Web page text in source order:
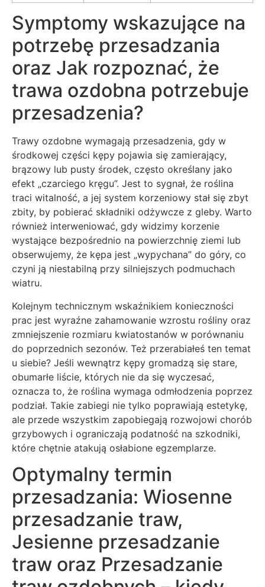
Symptomy wskazujące na
potrzebę przesadzania
oraz Jak rozpoznać, że
trawa ozdobna potrzebuje
przesadzenia?
Trawy ozdobne wymagają przesadzenia, gdy w
środkowej części kępy pojawia się zamierający,
brązowy lub pusty środek, często określany jako
efekt „czarciego kręgu”. Jest to sygnał, że roślina
traci witalność, a jej system korzeniowy stał się zbyt
zbity, by pobierać składniki odżywcze z gleby. Warto
również interweniować, gdy widzimy korzenie
wystające bezpośrednio na powierzchnię ziemi lub
obserwujemy, że kępa jest „wypychana” do góry, co
czyni ją niestabilną przy silniejszych podmuchach
wiatru.
Kolejnym technicznym wskaźnikiem konieczności
prac jest wyraźne zahamowanie wzrostu rośliny oraz
zmniejszenie rozmiaru kwiatostanów w porównaniu
do poprzednich sezonów. Też przerabiałeś ten temat
u siebie? Jeśli wewnątrz kępy gromadzą się stare,
obumarłe liście, których nie da się wyczesać,
oznacza to, że roślina wymaga odmłodzenia poprzez
podział. Takie zabiegi nie tylko poprawiają estetykę,
ale przede wszystkim zapobiegają rozwojowi chorób
grzybowych i ograniczają podatność na szkodniki,
które chętnie atakują osłabione egzemplarze.
Optymalny termin
przesadzania: Wiosenne
przesadzanie traw,
Jesienne przesadzanie
traw oraz Przesadzanie